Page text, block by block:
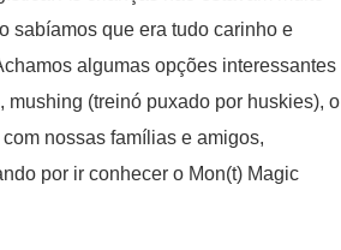
sabíamos que era tudo carinho e
algumas opções interessantes
(treinó puxado por huskies), o
nossas famílias e amigos,
por ir conhecer o Mon(t) Magic